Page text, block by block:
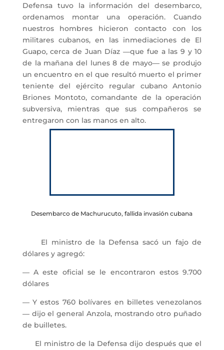
Defensa tuvo la información del desembarco,
ordenamos montar una operación. Cuando
nuestros hombres hicieron contacto con los
militares cubanos, en las inmediaciones de El
Guapo, cerca de Juan Díaz ―que fue a las 9 y 10
de la mañana del lunes 8 de mayo― se produjo
un encuentro en el que resultó muerto el primer
teniente del ejército regular cubano Antonio
Briones Montoto, comandante de la operación
subversiva, mientras que sus compañeros se
entregaron con las manos en alto.
Desembarco de Machurucuto, fallida invasión cubana
El ministro de la Defensa sacó un fajo de
dólares y agregó:
― A este oficial se le encontraron estos 9.700
dólares
― Y estos 760 bolívares en billetes venezolanos
― dijo el general Anzola, mostrando otro puñado
de builletes.
El ministro de la Defensa dijo después que el